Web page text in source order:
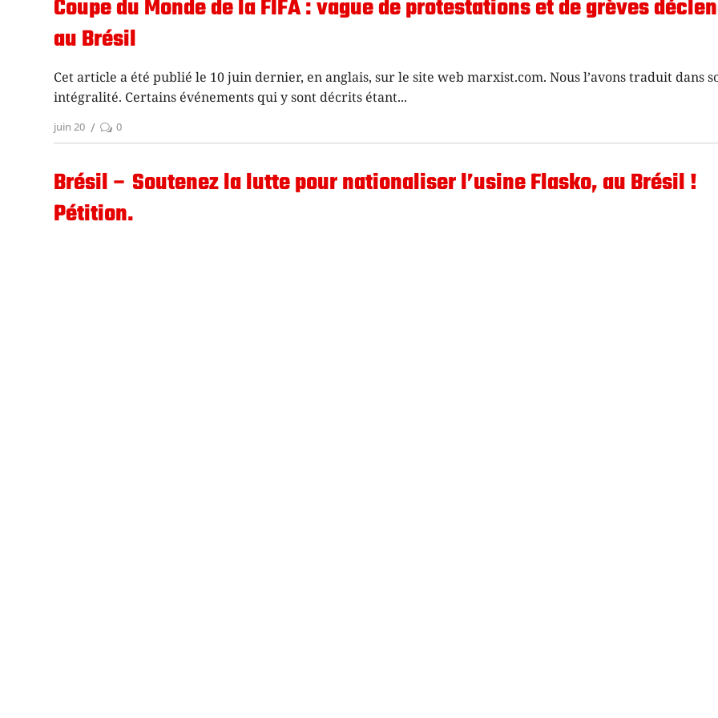
Coupe du Monde de la FIFA : vague de protestations et de grèves
au Brésil
Cet article a été publié le 10 juin dernier, en anglais, sur le site web marxist.com. Nous l’avons traduit dans
intégralité. Certains événements qui y sont décrits étant
juin 20 0
Brésil – Soutenez la lutte pour nationaliser l’usine Flasko, au Brésil !
Pétition.